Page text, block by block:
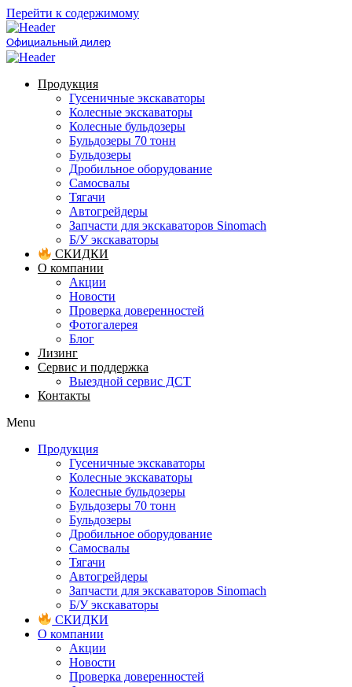
Перейти к содержимому
Официальный дилер
Продукция
Гусеничные экскаваторы
Колесные экскаваторы
Колесные бульдозеры
Бульдозеры 70 тонн
Бульдозеры
Дробильное оборудование
Самосвалы
Тягачи
Автогрейдеры
Запчасти для экскаваторов Sinomach
Б/У экскаваторы
СКИДКИ
О компании
Акции
Новости
Проверка доверенностей
Фотогалерея
Блог
Лизинг
Сервис и поддержка
Выездной сервис ДСТ
Контакты
Menu
Продукция
Гусеничные экскаваторы
Колесные экскаваторы
Колесные бульдозеры
Бульдозеры 70 тонн
Бульдозеры
Дробильное оборудование
Самосвалы
Тягачи
Автогрейдеры
Запчасти для экскаваторов Sinomach
Б/У экскаваторы
СКИДКИ
О компании
Акции
Новости
Проверка доверенностей